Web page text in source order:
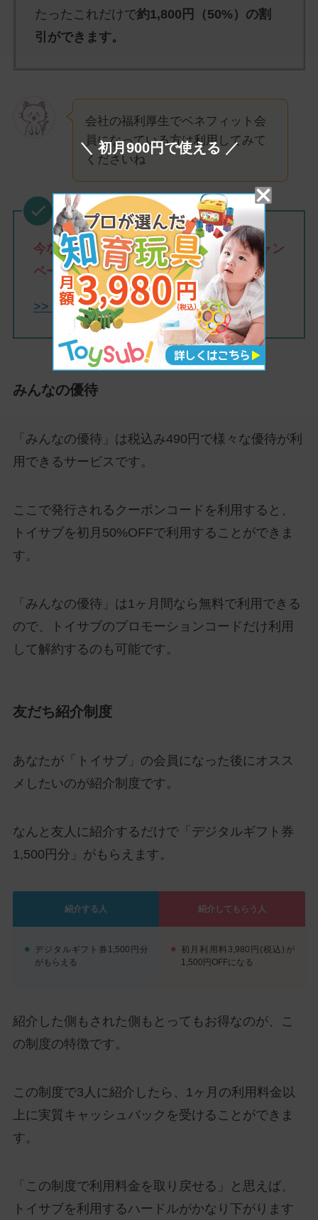
たったこれだけで約1,800円（50%）の割
引ができます。
会社の福利厚生でベネフィット会
員になっている方は利用してみて
くださいね
今なら初月900円で利用できる！最強キャン
ペーン中！
>>トイサブ！の公式サイトはこちら
みんなの優待
「みんなの優待」は税込み490円で様々な優待が利
用できるサービスです。
ここで発行されるクーポンコードを利用すると、
トイサブを初月50%OFFで利用することができま
す。
「みんなの優待」は1ヶ月間なら無料で利用できる
ので、トイサブのプロモーションコードだけ利用
して解約するのも可能です。
友だち紹介制度
あなたが「トイサブ」の会員になった後にオスス
メしたいのが紹介制度です。
なんと友人に紹介するだけで「デジタルギフト券
1,500円分」がもらえます。
紹介する人 紹介してもらう人
デジタルギフト券1,500円分
がもらえる
初月利用料3,980円(税込)が
1,500円OFFになる
紹介した側もされた側もとってもお得なのが、こ
の制度の特徴です。
この制度で3人に紹介したら、1ヶ月の利用料金以
上に実質キャッシュバックを受けることができま
す。
「この制度で利用料金を取り戻せる」と思えば、
トイサブを利用するハードルがかなり下がります
＼ 初月900円で使える ／